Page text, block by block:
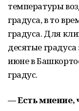
температуры
градуса, в то
градуса. Для
десятые
июне в
градус.
— Есть мнение,